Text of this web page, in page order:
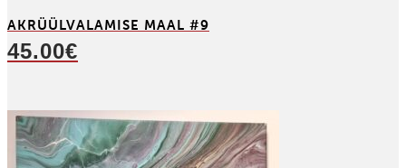
AKRÜÜL­VALAMISE MAAL #9
45.00€